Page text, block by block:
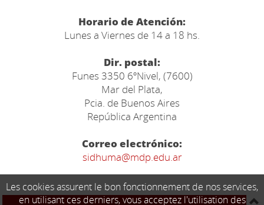
Horario de Atención:
Lunes a Viernes de 14 a 18 hs.
Dir. postal:
Funes 3350 6ºNivel, (7600)
Mar del Plata,
Pcia. de Buenos Aires
República Argentina
Correo electrónico:
sidhuma@mdp.edu.ar
Les cookies assurent le bon fonctionnement de nos services,
en utilisant ces derniers, vous acceptez l'utilisation des